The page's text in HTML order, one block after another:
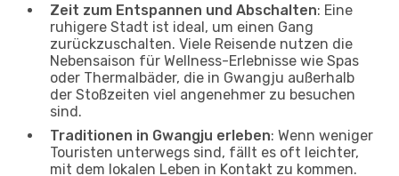
Zeit zum Entspannen und Abschalten: Eine
ruhigere Stadt ist ideal, um einen Gang
zurückzuschalten. Viele Reisende nutzen die
Nebensaison für Wellness-Erlebnisse wie Spas
oder Thermalbäder, die in Gwangju außerhalb
der Stoßzeiten viel angenehmer zu besuchen
sind.
Traditionen in Gwangju erleben: Wenn weniger
Touristen unterwegs sind, fällt es oft leichter,
mit dem lokalen Leben in Kontakt zu kommen.